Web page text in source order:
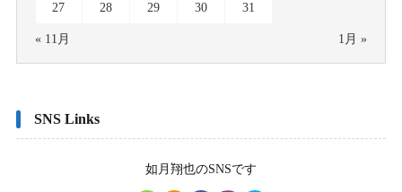
27 28 29 30 31
« 11月 1月 »
SNS Links
如月翔也のSNSです